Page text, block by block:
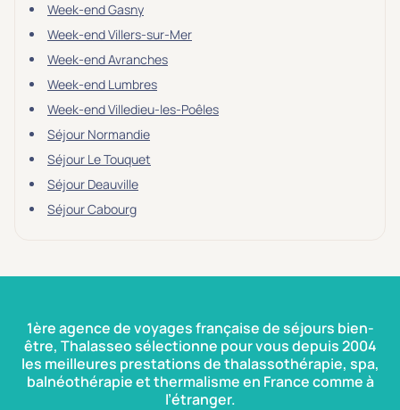
Week-end Gasny
Week-end Villers-sur-Mer
Week-end Avranches
Week-end Lumbres
Week-end Villedieu-les-Poêles
Séjour Normandie
Séjour Le Touquet
Séjour Deauville
Séjour Cabourg
1ère agence de voyages française de séjours bien-
être, Thalasseo sélectionne pour vous depuis 2004
les meilleures prestations de thalassothérapie, spa,
balnéothérapie et thermalisme en France comme à
l’étranger.